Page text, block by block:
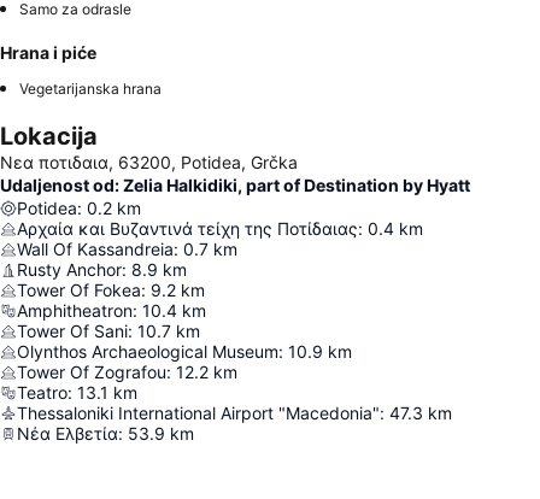
Samo za odrasle
Hrana i piće
Vegetarijanska hrana
Lokacija
Νεα ποτιδαια, 63200, Potidea, Grčka
Udaljenost od: Zelia Halkidiki, part of Destination by Hyatt
Potidea: 0.2 km
Αρχαία και Βυζαντινά τείχη της Ποτίδαιας: 0.4 km
Wall Of Kassandreia: 0.7 km
Rusty Anchor: 8.9 km
Tower Of Fokea: 9.2 km
Amphitheatron: 10.4 km
Tower Of Sani: 10.7 km
Olynthos Archaeological Museum: 10.9 km
Tower Of Zografou: 12.2 km
Teatro: 13.1 km
Thessaloniki International Airport "Macedonia": 47.3 km
Νέα Ελβετία: 53.9 km